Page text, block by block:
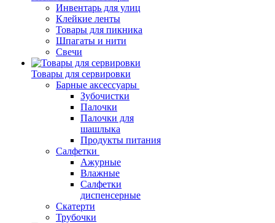
Инвентарь для улиц
Клейкие ленты
Товары для пикника
Шпагаты и нити
Свечи
Товары для сервировки
Барные аксессуары
Зубочистки
Палочки
Палочки для
шашлыка
Продукты питания
Салфетки
Ажурные
Влажные
Салфетки
диспенсерные
Скатерти
Трубочки